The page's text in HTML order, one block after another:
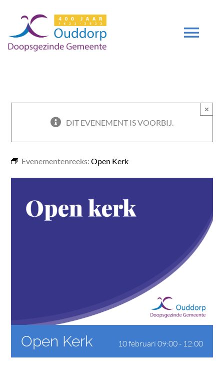
inhoud
DEUTSCH
DGO 400 JAAR
DIT EVENEMENT IS VOORBIJ.
×
Evenementenreeks:Open Kerk
Open Kerk 10 februari 09:00- 12:00